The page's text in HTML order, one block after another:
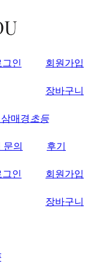
그인 회원가입
장바구니
매경 초등
문의 후기
그인 회원가입
장바구니